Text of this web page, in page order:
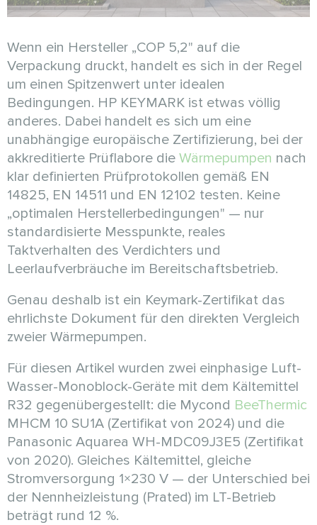
Wenn ein Hersteller „COP 5,2" auf die
Verpackung druckt, handelt es sich in der Regel
um einen Spitzenwert unter idealen
Bedingungen. HP KEYMARK ist etwas völlig
anderes. Dabei handelt es sich um eine
unabhängige europäische Zertifizierung, bei der
akkreditierte Prüflabore die Wärmepumpen nach
klar definierten Prüfprotokollen gemäß EN
14825, EN 14511 und EN 12102 testen. Keine
„optimalen Herstellerbedingungen" — nur
standardisierte Messpunkte, reales
Taktverhalten des Verdichters und
Leerlaufverbräuche im Bereitschaftsbetrieb.
Genau deshalb ist ein Keymark-Zertifikat das
ehrlichste Dokument für den direkten Vergleich
zweier Wärmepumpen.
Für diesen Artikel wurden zwei einphasige Luft-
Wasser-Monoblock-Geräte mit dem Kältemittel
R32 gegenübergestellt: die Mycond BeeThermic
MHCM 10 SU1A (Zertifikat von 2024) und die
Panasonic Aquarea WH-MDC09J3E5 (Zertifikat
von 2020). Gleiches Kältemittel, gleiche
Stromversorgung 1×230 V — der Unterschied bei
der Nennheizleistung (Prated) im LT-Betrieb
beträgt rund 12 %.